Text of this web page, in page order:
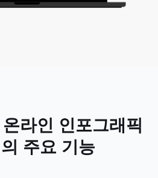
라인 인포그래픽
주요 기능